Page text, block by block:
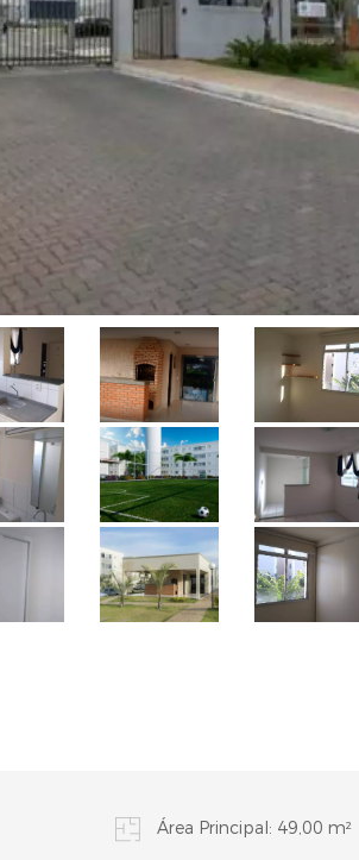
Área Principal: 49,00 m²